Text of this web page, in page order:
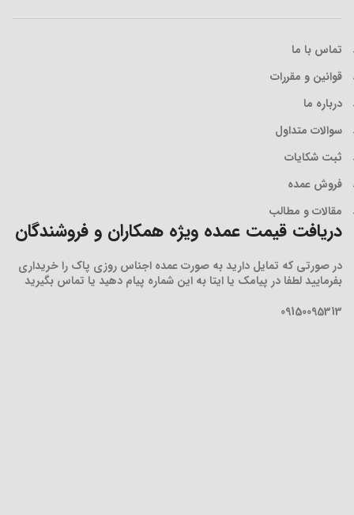
تماس با ما
قوانین و مقررات
درباره ما
سوالات متداول
ثبت شکایات
فروش عمده
مقالات و مطالب
دریافت قیمت عمده ویژه همکاران و فروشندگان
در صورتی که تمایل دارید به صورت عمده اجناس روزی پاک را خریداری
بفرمایید لطفا در پیامک یا ایتا به این شماره پیام دهید یا تماس بگیرید
09150095313